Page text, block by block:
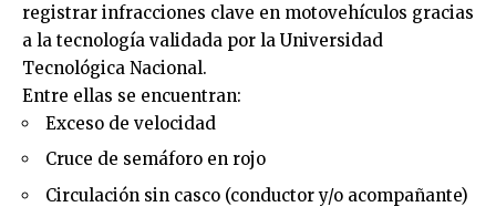
registrar infracciones clave en motovehículos gracias
a la tecnología validada por la Universidad
Tecnológica Nacional.
Entre ellas se encuentran:
Exceso de velocidad
Cruce de semáforo en rojo
Circulación sin casco (conductor y/o acompañante)